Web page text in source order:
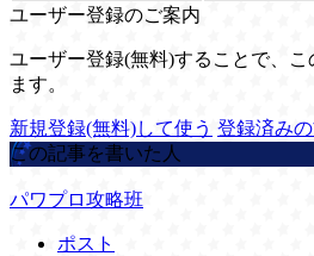
ユーザー登録のご案内
ユーザー登録(無料)することで、
ます。
新規登録(無料)して使う 登録済み
この記事を書いた人
パワプロ攻略班
ポスト